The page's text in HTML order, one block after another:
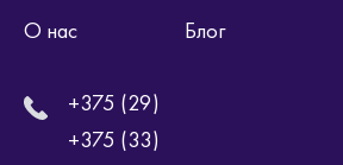
О нас
Блог
+375 (29)
+375 (33)